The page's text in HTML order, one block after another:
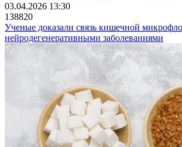
03.04.2026 13:30
138820
Ученые доказали связь кишечной
нейродегенеративными заболеваниями